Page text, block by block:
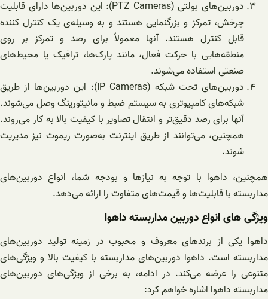
دوربین‌های بولتی (PTZ Cameras): این دوربین‌ها دارای قابلیت
چرخش، تمرکز و بزرگنمایی هستند و به وسیله‌ی یک کنترل کننده
قابل کنترل هستند. آنها معمولاً برای رصد و تمرکز بر روی
منطقه‌هایی با حرکت فعال، مانند پارک‌ها، ترافیک یا محیط‌های
صنعتی استفاده می‌شوند.
دوربین‌های تحت شبکه (IP Cameras): این دوربین‌ها از طریق
شبکه‌های کامپیوتری به سیستم ضبط و مانیتورینگ وصل می‌شوند.
آنها برای رصد دقیق‌تر و انتقال تصاویر با کیفیت بالا به کار می‌روند.
همچنین، می‌توانند از طریق اینترنت به‌صورت ریموت نیز مدیریت
شوند.
همچنین، داهوا با توجه به نیازها و بودجه شما، انواع دوربین‌های
مداربسته با قابلیت‌ها و قیمت‌های متفاوت را ارائه می‌دهد.
ویژگی های انواع دوربین مداربسته داهوا
داهوا یکی از برندهای معروف و محبوب در زمینه تولید دوربین‌های
مداربسته است. داهوا دوربین‌های مداربسته با کیفیت بالا و ویژگی‌های
متنوعی را عرضه می‌کند. در ادامه، به برخی از ویژگی‌های دوربین‌های
مداربسته داهوا اشاره خواهم کرد: